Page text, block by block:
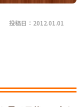
投稿日：2012.01.01